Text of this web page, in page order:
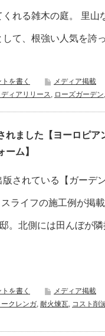
れる雑木の庭。 里山
て、根強い人気を誇
を書く
メディア掲載
ディアリリース, ローズガーデン,
れました【ヨーロピア
ーム】
されている【ガーデ
ライフの施工例が掲
。北側には田んぼが
を書く
メディア掲載
クレンガ, 耐火煉瓦, コスト削